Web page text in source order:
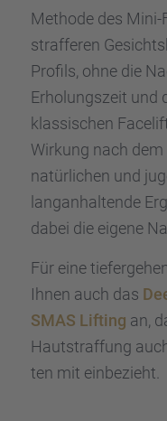
Methode des Mini-
straf­fe­ren
Profils, ohne die
Erholungs­zeit und
klassi­schen
Wirkung nach
natür­li­chen und
langan­hal­tende
dabei die eigene
Für eine
Ihnen auch das
SMAS Lifting an,
Hautstraf­fung
ten mit einbe­zieht.